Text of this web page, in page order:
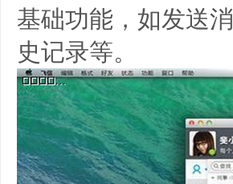
基础功能，如发送
史记录等。